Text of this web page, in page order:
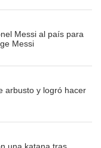
Messi al país para
Messi
arbusto y logró hacer